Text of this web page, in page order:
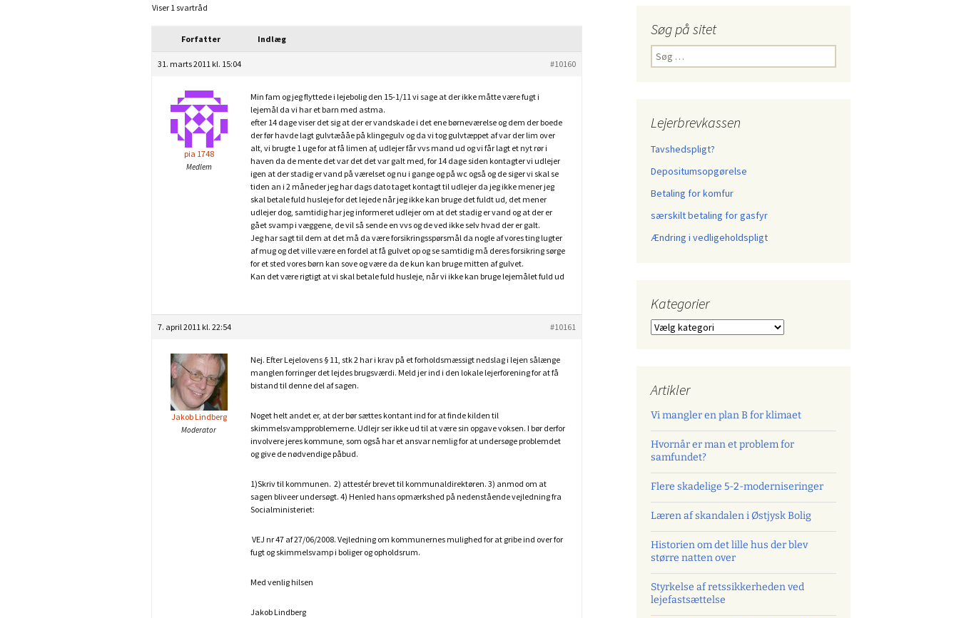
Viser 1 svartråd
Forfatter Indlæg
31. marts 2011 kl. 15:04 #10160
pia 1748
Medlem
Min fam og jeg flyttede i lejebolig den 15-1/11 vi sage at der ikke måtte være fugt i
lejemål da vi har et barn med astma.
efter 14 dage viser det sig at der er vandskade i det ene børneværelse og dem der boede
der før havde lagt gulvtæååe på klingegulv og da vi tog gulvtæppet af var der lim over
alt, vi brugte 1 uge for at få limen af, udlejer får vvs mand ud og vi får lagt et nyt rør i
haven da de mente det var det det var galt med, for 14 dage siden kontagter vi udlejer
igen at der stadig er vand på værelset og nu i gange og på wc også og de siger vi skal se
tiden an i 2 måneder jeg har dags dato taget kontagt til udlejer da jeg ikke mener jeg
skal betale fuld husleje for det lejede når jeg ikke kan bruge det fuldt ud, det mener
udlejer dog, samtidig har jeg informeret udlejer om at det stadig er vand og at der er
gået svamp i væggene, de vil så sende en vvs og de ved ikke selv hvad der er galt.
Jeg har sagt til dem at det må da være forsikringsspørsmål da nogle af vores ting lugter
af mug og det ville være en fordel at få gulvet op og se samtidig må deres forsikring sørge
for et sted vores børn kan sove og være da de kun kan bruge mitten af gulvet.
Kan det være rigtigt at vi skal betale fuld husleje, når vi ikke kan bruge lejemålet fuld ud
7. april 2011 kl. 22:54 #10161
Jakob Lindberg
Moderator
Nej. Efter Lejelovens § 11, stk 2 har i krav på et forholdsmæssigt nedslag i lejen sålænge
manglen forringer det lejdes brugsværdi. Meld jer ind i den lokale lejerforening for at få
bistand til denne del af sagen.
Noget helt andet er, at der bør sættes kontant ind for at finde kilden til
skimmelsvampproblemerne. Udlejr ser ikke ud til at være sin opgave voksen. I bør derfor
involvere jeres kommune, som også har et ansvar nemlig for at undersøge problemdet
og give de nødvendige påbud.
1)Skriv til kommunen. 2) attestér brevet til kommunaldirektøren. 3) anmod om at
sagen bliveer undersøgt. 4) Henled hans opmærkshed på nedenstående vejledning fra
Socialministeriet:
VEJ nr 47 af 27/06/2008. Vejledning om kommunernes mulighed for at gribe ind over for
fugt og skimmelsvamp i boliger og opholdsrum.
Med venlig hilsen
Jakob Lindberg
Søg på sitet
Søg
efter:
Lejerbrevkassen
Tavshedspligt?
Depositumsopgørelse
Betaling for komfur
særskilt betaling for gasfyr
Ændring i vedligeholdspligt
Kategorier
Kategorier
Artikler
Vi mangler en plan B for klimaet
Hvornår er man et problem for
samfundet?
Flere skadelige 5-2-moderniseringer
Læren af skandalen i Østjysk Bolig
Historien om det lille hus der blev
større natten over
Styrkelse af retssikkerheden ved
lejefastsættelse